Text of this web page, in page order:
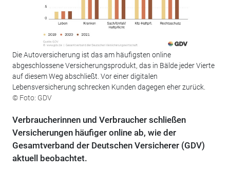
Die Autoversicherung ist das am häufigsten online
abgeschlossene Versicherungsprodukt, das in Bälde jeder Vierte
auf diesem Weg abschließt. Vor einer digitalen
Lebensversicherung schrecken Kunden dagegen eher zurück.
© Foto: GDV
Verbraucherinnen und Verbraucher schließen
Versicherungen häufiger online ab, wie der
Gesamtverband der Deutschen Versicherer (GDV)
aktuell beobachtet.